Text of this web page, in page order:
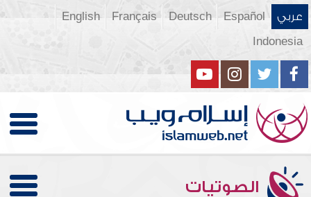
عربي Español
Deutsch
Français
English
Indonesia
الصوتيات